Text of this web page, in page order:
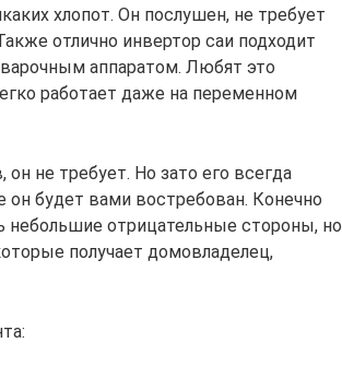
хлопот. Он послушен, не требует
отлично инвертор саи подходит
аппаратом. Любят это
работает даже на переменном
не требует. Но зато его всегда
он будет вами востребован. Конечно
небольшие отрицательные стороны, но
получает домовладелец,